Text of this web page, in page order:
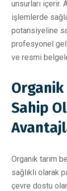
unsurları içerir.
işlemlerde
potansiyeline
profesyonel
ve resmi
Organik
Sahip
Organik tarım
sağlıklı olarak
çevre dostu